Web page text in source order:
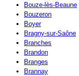
Bouze-lès-Beaune
Bouzeron
Boyer
Bragny-sur-Saône
Branches
Brandon
Branges
Brannay